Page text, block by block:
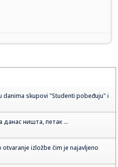
danima skupovi "Studenti pobeđuju" i
ништа, петак ...
izložbe čim je najavljeno